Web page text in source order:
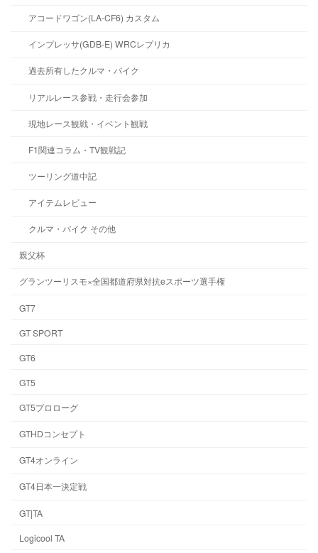
アコードワゴン(LA-CF6) カスタム
インプレッサ(GDB-E) WRCレプリカ
過去所有したクルマ・バイク
リアルレース参戦・走行会参加
現地レース観戦・イベント観戦
F1関連コラム・TV観戦記
ツーリング道中記
アイテムレビュー
クルマ・バイク その他
親父杯
グランツーリスモ×全国都道府県対抗eスポーツ選手権
GT7
GT SPORT
GT6
GT5
GT5プロローグ
GTHDコンセプト
GT4オンライン
GT4日本一決定戦
GT|TA
Logicool TA